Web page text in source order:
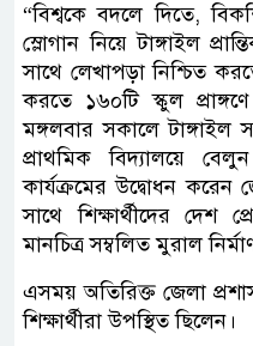
“বিশ্বকে বদলে দিতে,
স্লোগান নিয়ে টাঙ্গাইল
সাথে লেখাপড়া নিশ্চিত
করতে ১৬০টি স্কুল প্রাঙ্গণে
মঙ্গলবার সকালে
প্রাথমিক বিদ্যালয়ে
কার্যক্রমের উদ্বোধন
সাথে শিক্ষার্থীদের দেশ
মানচিত্র সম্বলিত মুরাল
এসময় অতিরিক্ত জেলা
শিক্ষার্থীরা উপস্থিত ছিলেন।